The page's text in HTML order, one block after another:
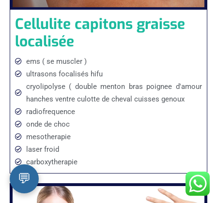
Cellulite capitons graisse
localisée
ems ( se muscler )
ultrasons focalisés hifu
cryolipolyse ( double menton bras poignee d'amour
hanches ventre culotte de cheval cuisses genoux
radiofrequence
onde de choc
mesotherapie
laser froid
carboxytherapie
💬